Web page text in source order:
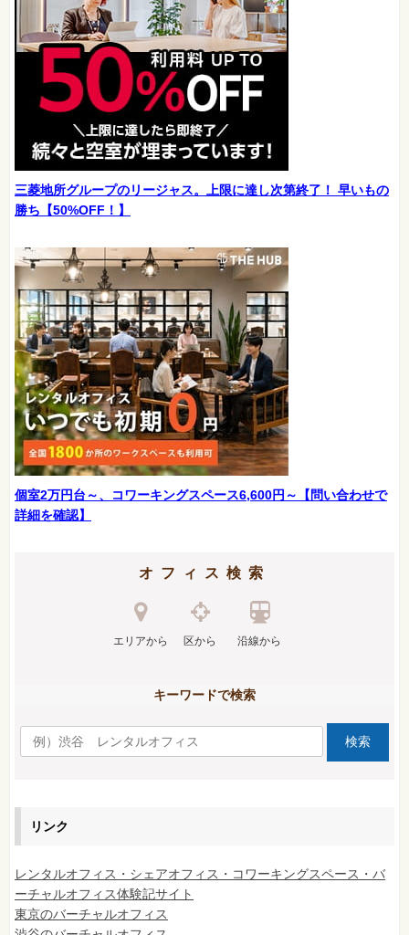
三菱地所グループのリージャス。上限に達し次第終了！ 早いもの
勝ち【50%OFF！】
個室2万円台～、コワーキングスペース6,600円～【問い合わせで
詳細を確認】
オフィス検索
エリアから 区から 沿線から
キーワードで検索
リンク
レンタルオフィス・シェアオフィス・コワーキングスペース・バ
ーチャルオフィス体験記サイト
東京のバーチャルオフィス